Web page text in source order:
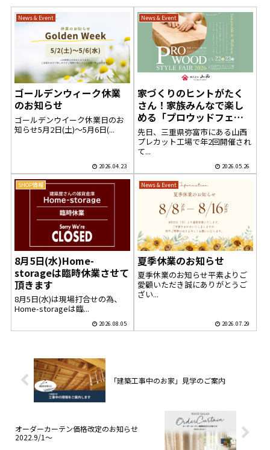
News & Event
ゴールデンウィーク休業
のお知らせ
ゴールデンウイーク休業日のお
知らせ5月2日(土)～5月6日(...
2026.04.23
News & Event
家づくりのヒントがたく
さん！家族みんなで楽し
める「プロウッドフェ
ア」へ行ってきました
先日、三重県弥富市にある山西
プレカット工場で年2回開催され
て...
2026.05.26
SHOP情報
8月5日(水)Home-
storageは臨時休業させて
頂きます
8月5日(水)は現場打合せの為、
Home-storageは臨...
2026.08.05
News & Event
夏季休業のお知らせ
夏季休業のお知らせ平素よりご
愛顧いただき誠にありがとうご
ざい...
2026.07.29
「建築工事中のお家」見学のご案内
オーダーカーテン価格改定のお知らせ
2022.9/1～